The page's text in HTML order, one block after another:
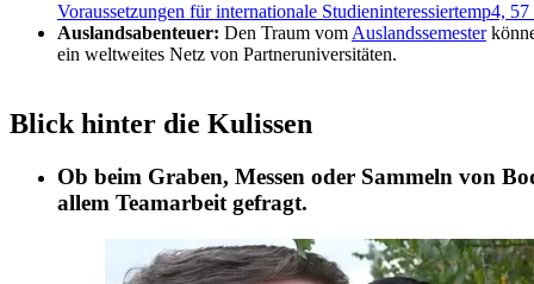
Voraussetzungen für internationale Studieninteressiertemp4, 57
Auslandsabenteuer: Den Traum vom Auslandssemester
ein weltweites Netz von Partneruniversitäten.
Blick hinter die Kulissen
Ob beim Graben, Messen oder Sammeln von
allem Teamarbeit gefragt.